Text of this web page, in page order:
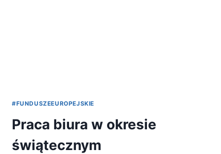
#FUNDUSZEEUROPEJSKIE
Praca biura w okresie
świątecznym